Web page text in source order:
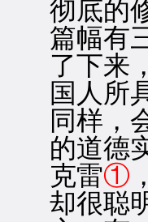
彻底的
篇幅有
了下来
国人所
同样，
的道德
克雷①
却很聪